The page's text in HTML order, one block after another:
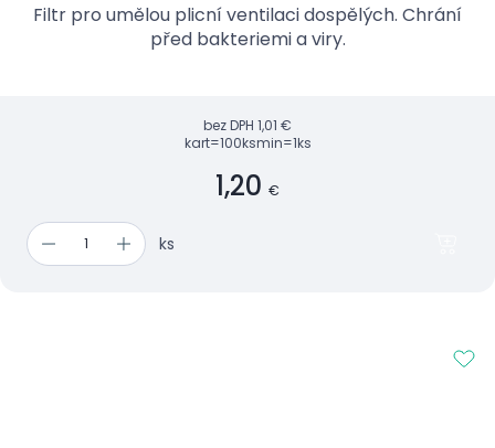
Filtr pro umělou plicní ventilaci dospělých. Chrání
před bakteriemi a viry.
bez DPH 1,01 €
kart=100ksmin=1ks
1,20 €
ks